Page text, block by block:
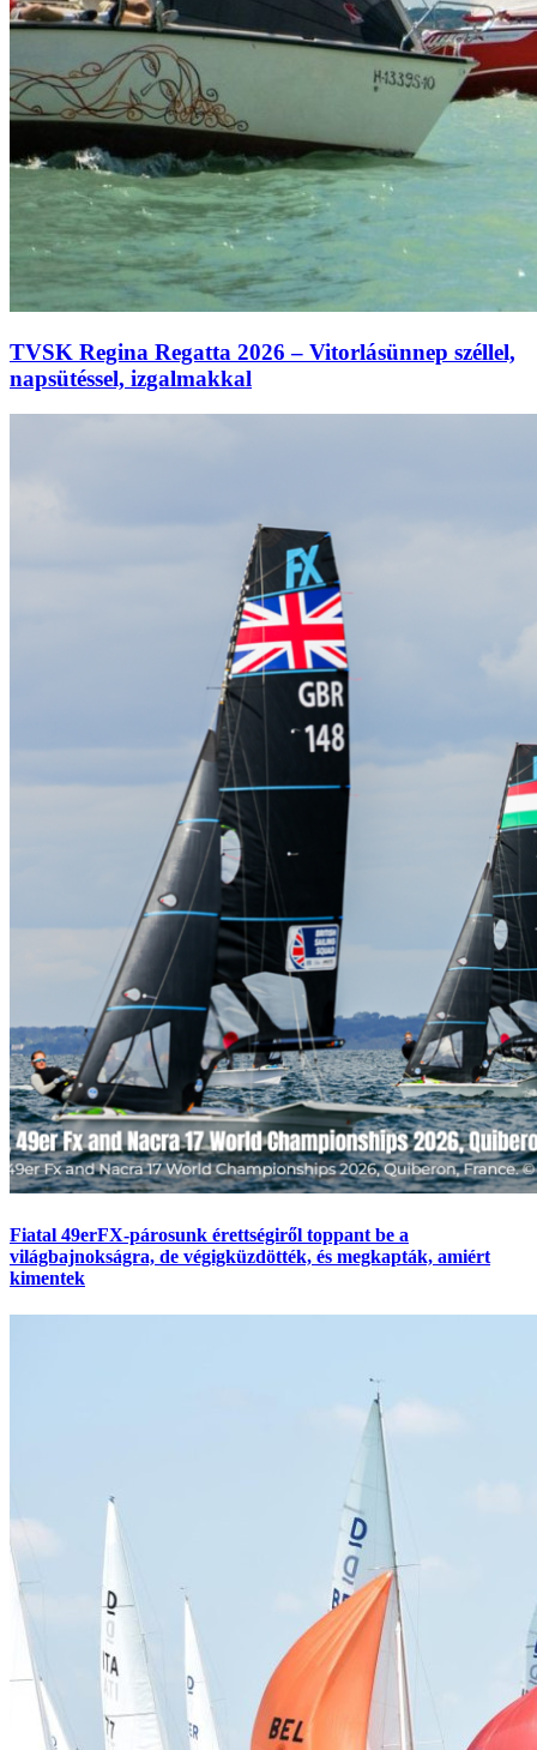
TVSK Regina Regatta 2026 – Vitorlásünnep széllel,
napsütéssel, izgalmakkal
Fiatal 49erFX-párosunk érettségiről toppant be a
világbajnokságra, de végigküzdötték, és megkapták, amiért
kimentek